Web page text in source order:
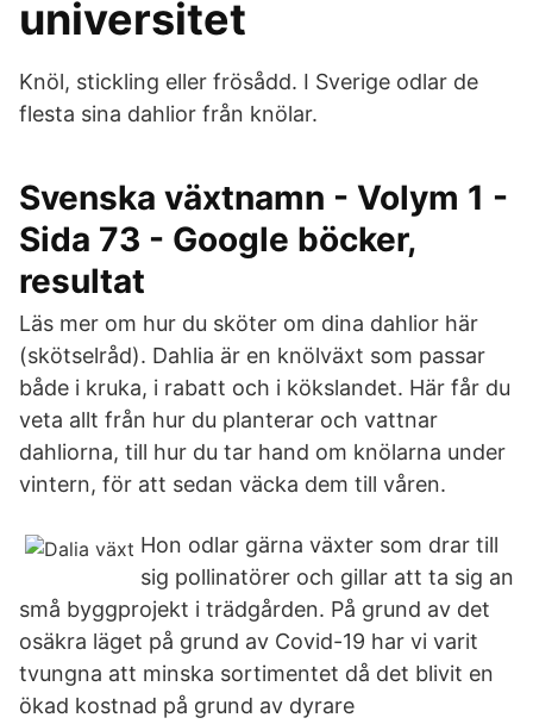
universitet
Knöl, stickling eller frösådd. I Sverige odlar de
flesta sina dahlior från knölar.
Svenska växtnamn - Volym 1 -
Sida 73 - Google böcker,
resultat
Läs mer om hur du sköter om dina dahlior här
(skötselråd). Dahlia är en knölväxt som passar
både i kruka, i rabatt och i kökslandet. Här får du
veta allt från hur du planterar och vattnar
dahliorna, till hur du tar hand om knölarna under
vintern, för att sedan väcka dem till våren.
Hon odlar gärna växter som drar till
sig pollinatörer och gillar att ta sig an
små byggprojekt i trädgården. På grund av det
osäkra läget på grund av Covid-19 har vi varit
tvungna att minska sortimentet då det blivit en
ökad kostnad på grund av dyrare